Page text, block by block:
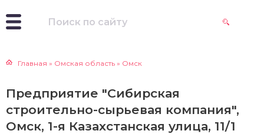
Главная » Омская область » Омск
Предприятие "Сибирская
строительно-сырьевая компания",
Омск, 1-я Казахстанская улица, 11/1